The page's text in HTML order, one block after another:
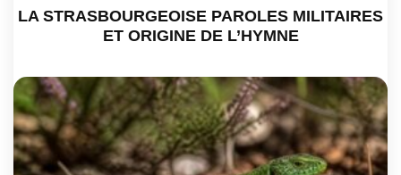
LA STRASBOURGEOISE PAROLES MILITAIRES
ET ORIGINE DE L’HYMNE